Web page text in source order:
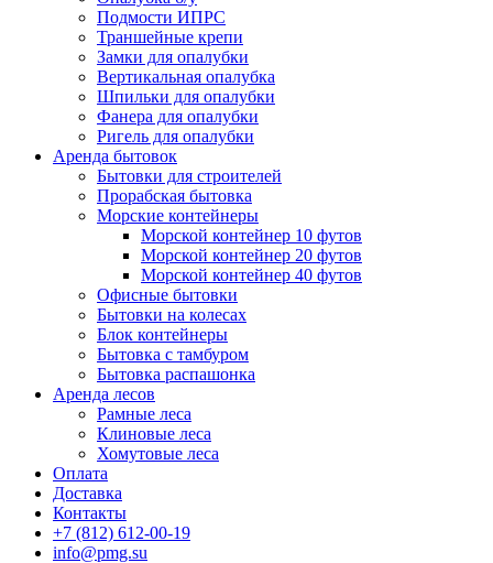
Подмости ИПРС
Траншейные крепи
Замки для опалубки
Вертикальная опалубка
Шпильки для опалубки
Фанера для опалубки
Ригель для опалубки
Аренда бытовок
Бытовки для строителей
Прорабская бытовка
Морские контейнеры
Морской контейнер 10 футов
Морской контейнер 20 футов
Морской контейнер 40 футов
Офисные бытовки
Бытовки на колесах
Блок контейнеры
Бытовка с тамбуром
Бытовка распашонка
Аренда лесов
Рамные леса
Клиновые леса
Хомутовые леса
Оплата
Доставка
Контакты
+7 (812) 612-00-19
info@pmg.su